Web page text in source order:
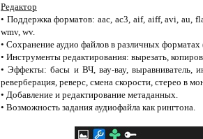
Редактор
• Поддержка форматов: aac, ac3, aif, aiff, avi, au,
wmv, wv.
• Сохранение аудио файлов в различных форматах
• Инструменты редактирования: вырезать,
• Эффекты: басы и ВЧ, вау-вау, выравниватель,
реверберация, реверс, смена скорости, стерео в
• Добавление и редактирование метаданных.
• Возможность задания аудиофайла как рингтона.